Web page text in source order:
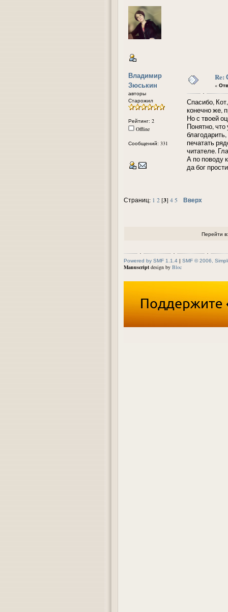
Владимир
Зюськин
авторы
Старожил
Рейтинг: 2
Offline
Сообщений: 331
Re:
«
Спасибо,
конечно же,
Но с твоей
Понятно,
печатать
читателе.
А по поводу
да бог
Страниц: 1 2 [3] 4 5 Вверх
Перейти в:
Powered by SMF 1.1.4 | SMF © 2006,
Manuscript design by Bloc